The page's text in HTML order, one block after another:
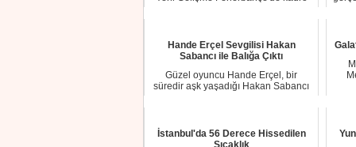
Hande Erçel Sevgilisi Hakan
Sabancı ile Balığa Çıktı
Güzel oyuncu Hande Erçel, bir
süredir aşk yaşadığı Hakan Sabancı
İstanbul'da 56 Derece Hissedilen
Sıcaklık